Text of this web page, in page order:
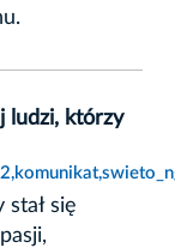
ludzi, którzy
się